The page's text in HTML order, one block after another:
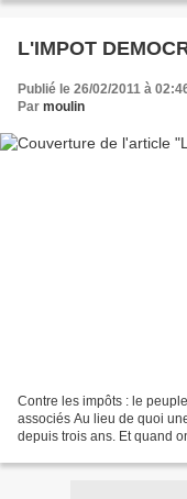
L'IMPOT
Publié le 26/02/2011 à
Par moulin
Contre les impôts : le
associés Au lieu de quoi
depuis trois ans. Et quand